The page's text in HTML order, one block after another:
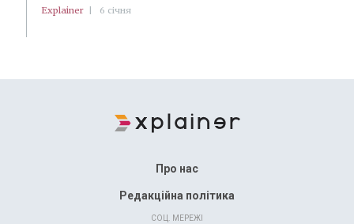
Explainer | 6 січня
Про нас
Редакційна політика
СОЦ. МЕРЕЖІ